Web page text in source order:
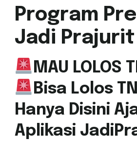
Program
Jadi Prajurit
MAU LOLOS
Bisa Lolos
Hanya Disini
Aplikasi